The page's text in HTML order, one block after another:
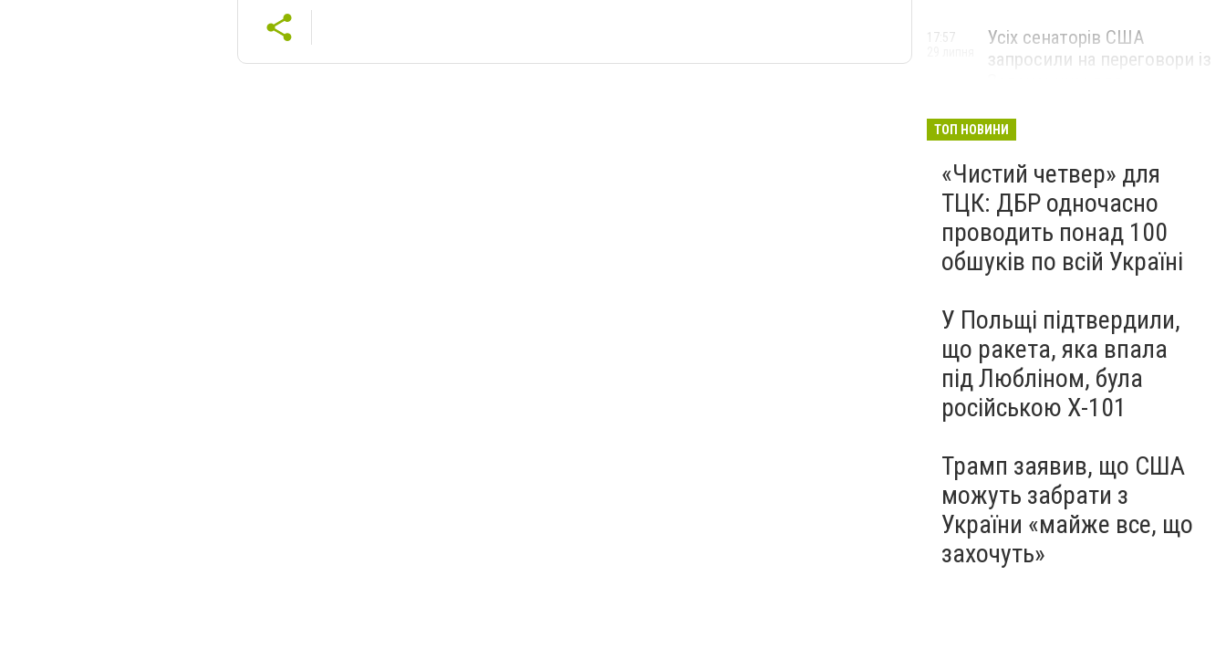
Усіх сенаторів США
запросили на переговори із
Росії, – The Hill
17:57
ТОП НОВИНИ
«Чистий четвер» для
ТЦК: ДБР одночасно
проводить понад 100
обшуків по всій Україні
У Польщі підтвердили,
що ракета, яка впала
під Любліном, була
російською Х-101
Трамп заявив, що США
можуть забрати з
України «майже все, що
захочуть»